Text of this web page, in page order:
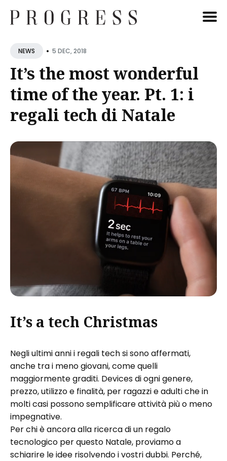
Cerca
NEWS • 5 DEC, 2018
It’s the most wonderful
time of the year. Pt. 1: i
regali tech di Natale
It’s a tech Christmas
Negli ultimi anni i regali tech si sono affermati,
anche tra i meno giovani, come quelli
maggiormente graditi. Devices di ogni genere,
prezzo, utilizzo e finalità, per ragazzi e adulti che in
molti casi possono semplificare attività più o meno
impegnative.
Per chi è ancora alla ricerca di un regalo
tecnologico per questo Natale, proviamo a
schiarire le idee risolvendo i vostri dubbi. Perché,